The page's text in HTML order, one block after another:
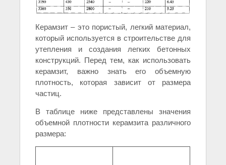
Керамзит – это пористый, легкий материал,
который используется в строительстве для
утепления и создания легких бетонных
конструкций. Перед тем, как использовать
керамзит, важно знать его объемную
плотность, которая зависит от размера
частиц.
В таблице ниже представлены значения
объемной плотности керамзита различного
размера: